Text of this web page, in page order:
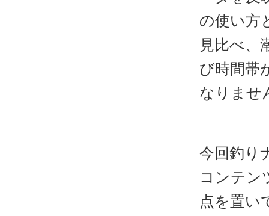
の使い方
見比べ、
び時間帯
なりませ
今回釣り
コンテン
点を置い